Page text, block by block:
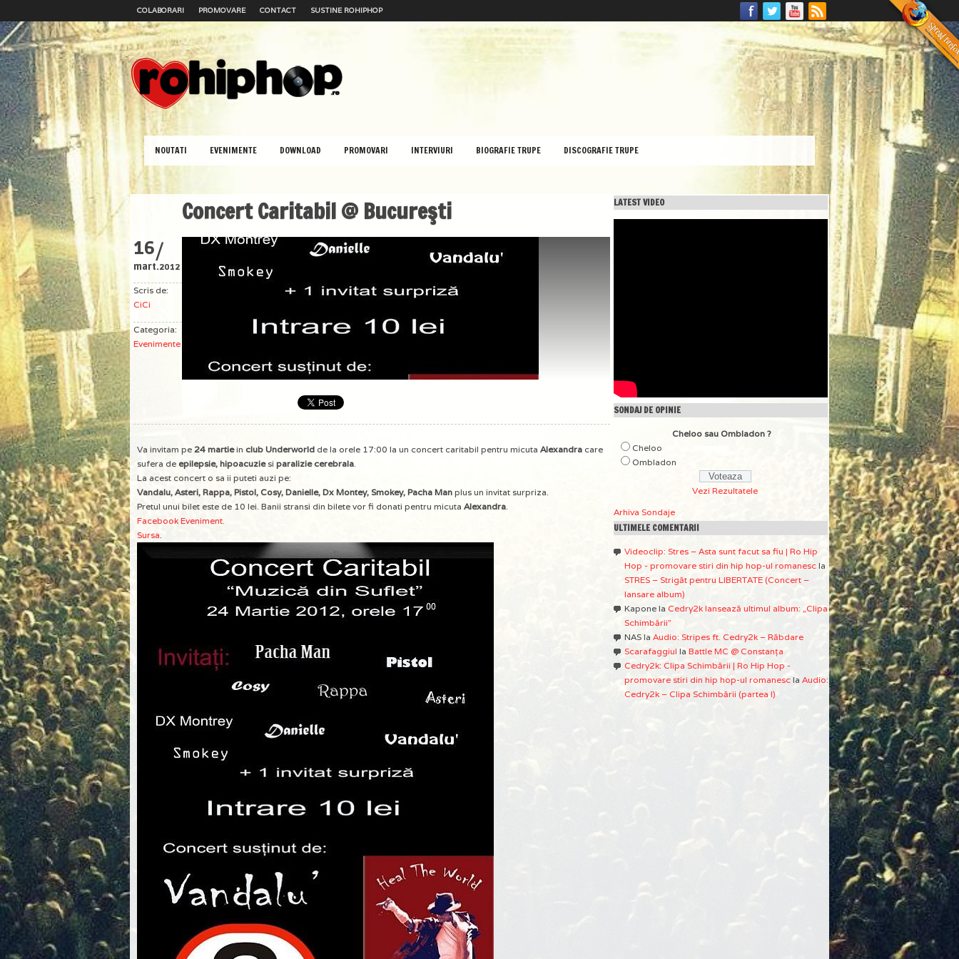
COLABORARI PROMOVARE CONTACT SUSTINE ROHIPHOP
NOUTATI EVENIMENTE DOWNLOAD PROMOVARI INTERVIURI BIOGRAFIE TRUPE DISCOGRAFIE TRUPE
Concert Caritabil @ Bucureşti
16/
mart.2012
Scris de:
CiCi
Categoria:
Evenimente
Va invitam pe 24 martiein club Underworld de la orele 17:00 la un concert caritabil pentru micuta Alexandra care
sufera de epilepsie, hipoacuziesi paralizie cerebrala.
La acest concert o sa ii puteti auzi pe:
Vandalu, Asteri, Rappa, Pistol, Cosy, Danielle, Dx Montey, Smokey, Pacha Man plus un invitat surpriza.
Pretul unui bilet este de 10 lei. Banii stransi din bilete vor fi donati pentru micuta Alexandra.
Facebook Eveniment.
Sursa.
LATEST VIDEO
SONDAJ DE OPINIE
Cheloo sau Ombladon ?
Cheloo
Ombladon
Vezi Rezultatele
Arhiva Sondaje
ULTIMELE COMENTARII
Videoclip: Stres – Asta sunt facut sa fiu | Ro Hip
Hop - promovare stiri din hip hop-ul romanesc la
STRES – Strigăt pentru LIBERTATE (Concert –
lansare album)
Kapone la Cedry2k lansează ultimul album: „Clipa
Schimbării”
NAS la Audio: Stripes ft. Cedry2k – Răbdare
Scarafaggiul la Battle MC @ Constanţa
Cedry2k: Clipa Schimbării | Ro Hip Hop -
promovare stiri din hip hop-ul romanesc la Audio:
Cedry2k – Clipa Schimbării (partea I)